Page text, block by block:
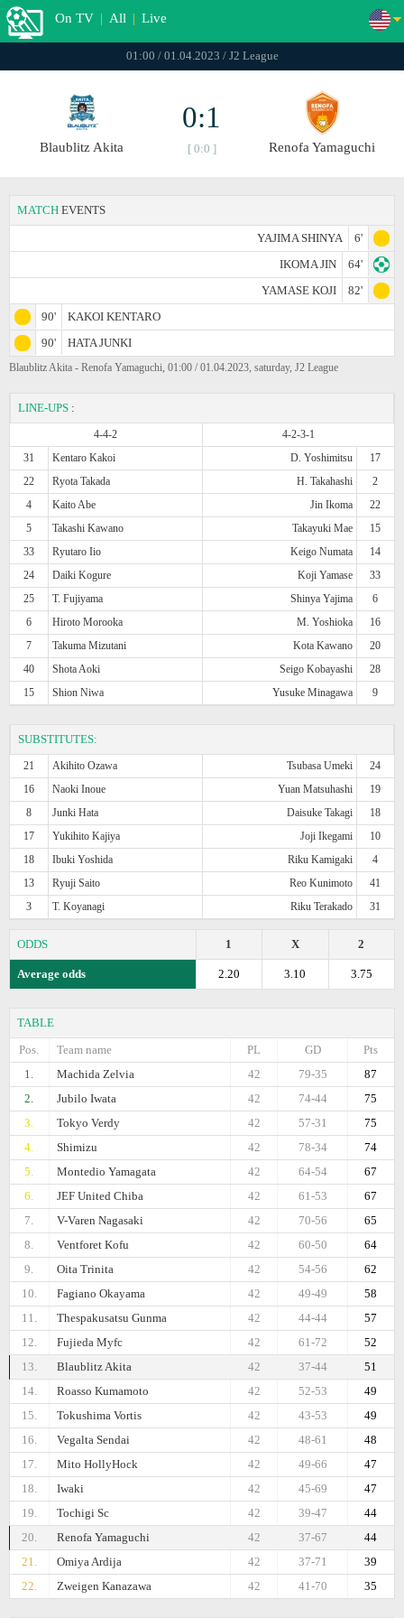
On TV | All | Live
01:00 / 01.04.2023 / J2 League
Blaublitz Akita
0:1
[ 0:0 ] Renofa Yamaguchi
MATCH EVENTS
YAJIMA SHINYA
6'
IKOMA JIN
64'
YAMASE KOJI
82'
90'
KAKOI KENTARO
90'
HATA JUNKI
Blaublitz Akita - Renofa Yamaguchi, 01:00 / 01.04.2023, saturday, J2 League
LINE-UPS :
4-4-2
4-2-3-1
31
Kentaro Kakoi D. Yoshimitsu
17
22
Ryota Takada H. Takahashi
2
4
Kaito Abe Jin Ikoma
22
5
Takashi Kawano Takayuki Mae
15
33
Ryutaro Iio Keigo Numata
14
24
Daiki Kogure Koji Yamase
33
25
T. Fujiyama Shinya Yajima
6
6
Hiroto Morooka M. Yoshioka
16
7
Takuma Mizutani Kota Kawano
20
40
Shota Aoki Seigo Kobayashi
28
15
Shion Niwa Yusuke Minagawa 9
SUBSTITUTES:
21 Akihito Ozawa Tsubasa Umeki
24
16
Naoki Inoue Yuan Matsuhashi
19
8
Junki Hata Daisuke Takagi
18
17
Yukihito Kajiya Joji Ikegami
10
18
Ibuki Yoshida Riku Kamigaki
4
13
Ryuji Saito Reo Kunimoto
41
3
T. Koyanagi Riku Terakado 31
ODDS 2
X
1
Average odds 3.75
3.10
2.20
TABLE
Pos.
Team name Pts
GD
PL
1.
Machida Zelvia 87
79-35
42
2.
Jubilo Iwata 75
74-44
42
3.
Tokyo Verdy 75
57-31
42
4.
Shimizu 74
78-34
42
5.
Montedio Yamagata 67
64-54
42
6.
JEF United Chiba 67
61-53
42
7.
V-Varen Nagasaki 65
70-56
42
8.
Ventforet Kofu 64
60-50
42
9.
Oita Trinita 62
54-56
42
10.
Fagiano Okayama 58
49-49
42
11.
Thespakusatsu Gunma 57
44-44
42
12.
Fujieda Myfc 52
61-72
42
13.
Blaublitz Akita 51
37-44
42
14.
Roasso Kumamoto 49
52-53
42
15.
Tokushima Vortis 49
43-53
42
16.
Vegalta Sendai 48
48-61
42
17.
Mito HollyHock 47
49-66
42
18.
Iwaki 47
45-69
42
19.
Tochigi Sc 44
39-47
42
20.
Renofa Yamaguchi 44
37-67
42
21.
Omiya Ardija 39
37-71
42
22.
Zweigen Kanazawa 35
41-70
42